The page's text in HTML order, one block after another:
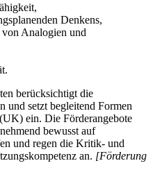
Denkens,
Analogien und
berücksichtigt die
und setzt begleitend Formen
ein. Die Förderangebote
bewusst auf
und regen die Kritik- und
an. [Förderung